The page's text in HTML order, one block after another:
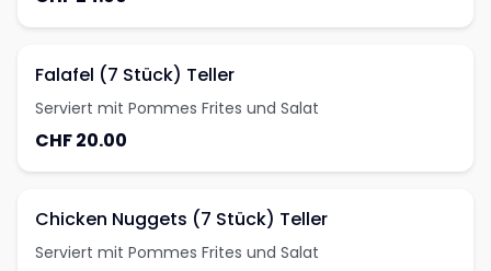
Falafel (7 Stück) Teller
Serviert mit Pommes Frites und Salat
CHF 20.00
Chicken Nuggets (7 Stück) Teller
Serviert mit Pommes Frites und Salat